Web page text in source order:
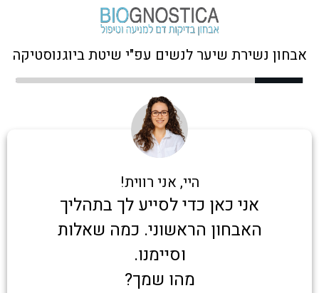
אבחון נשירת שיער לנשים עפ"י שיטת ביוגנוסטיקה
היי, אני רווית!
אני כאן כדי לסייע לך בתהליך
האבחון הראשוני. כמה שאלות
וסיימנו.
מהו שמך?